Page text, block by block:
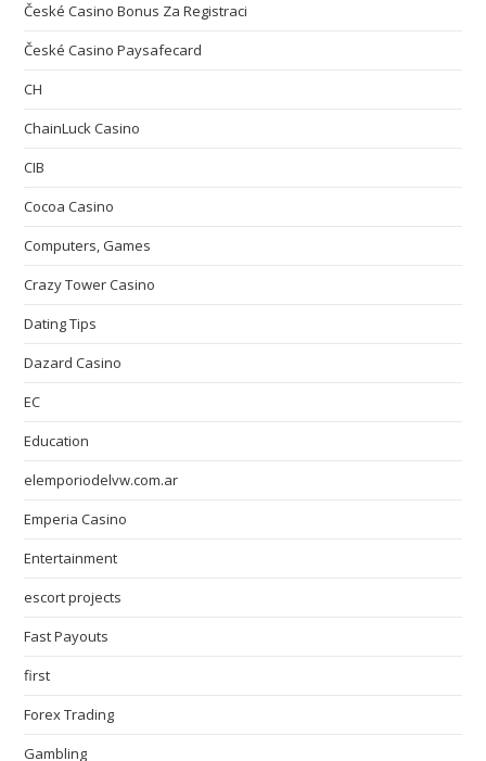
České Casino Bonus Za Registraci
České Casino Paysafecard
CH
ChainLuck Casino
CIB
Cocoa Casino
Computers, Games
Crazy Tower Сasino
Dating Tips
Dazard Casino
EC
Education
elemporiodelvw.com.ar
Emperia Casino
Entertainment
escort projects
Fast Payouts
first
Forex Trading
Gambling